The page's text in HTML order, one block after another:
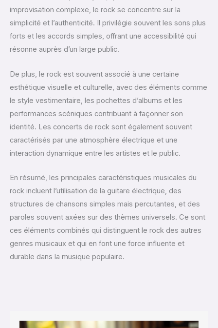
improvisation complexe, le rock se concentre sur la
simplicité et l’authenticité. Il privilégie souvent les sons plus
forts et les accords simples, offrant une accessibilité qui
résonne auprès d’un large public.
De plus, le rock est souvent associé à une certaine
esthétique visuelle et culturelle, avec des éléments comme
le style vestimentaire, les pochettes d’albums et les
performances scéniques contribuant à façonner son
identité. Les concerts de rock sont également souvent
caractérisés par une atmosphère électrique et une
interaction dynamique entre les artistes et le public.
En résumé, les principales caractéristiques musicales du
rock incluent l’utilisation de la guitare électrique, des
structures de chansons simples mais percutantes, et des
paroles souvent axées sur des thèmes universels. Ce sont
ces éléments combinés qui distinguent le rock des autres
genres musicaux et qui en font une force influente et
durable dans la musique populaire.